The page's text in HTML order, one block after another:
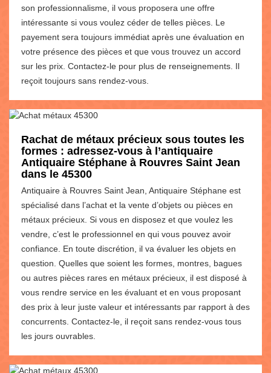
son professionnalisme, il vous proposera une offre
intéressante si vous voulez céder de telles pièces. Le
payement sera toujours immédiat après une évaluation en
votre présence des pièces et que vous trouvez un accord
sur les prix. Contactez-le pour plus de renseignements. Il
reçoit toujours sans rendez-vous.
Rachat de métaux précieux sous toutes les
formes : adressez-vous à l’antiquaire
Antiquaire Stéphane à Rouvres Saint Jean
dans le 45300
Antiquaire à Rouvres Saint Jean, Antiquaire Stéphane est
spécialisé dans l’achat et la vente d’objets ou pièces en
métaux précieux. Si vous en disposez et que voulez les
vendre, c’est le professionnel en qui vous pouvez avoir
confiance. En toute discrétion, il va évaluer les objets en
question. Quelles que soient les formes, montres, bagues
ou autres pièces rares en métaux précieux, il est disposé à
vous rendre service en les évaluant et en vous proposant
des prix à leur juste valeur et intéressants par rapport à des
concurrents. Contactez-le, il reçoit sans rendez-vous tous
les jours ouvrables.